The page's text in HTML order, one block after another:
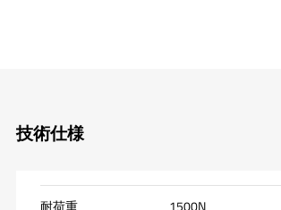
技術仕様
耐荷重 1500N